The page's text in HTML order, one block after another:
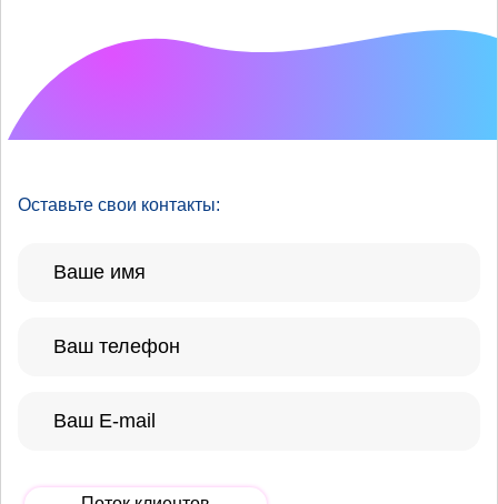
Оставьте свои контакты: